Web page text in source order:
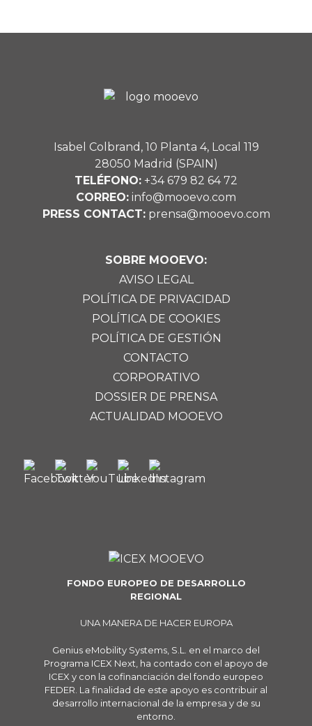
Isabel Colbrand, 10 Planta 4, Local 119
28050 Madrid (SPAIN)
TELÉFONO: +34 679 82 64 72
CORREO: info@mooevo.com
PRESS CONTACT:prensa@mooevo.com
SOBRE MOOEVO:
AVISO LEGAL
POLÍTICA DE PRIVACIDAD
POLÍTICA DE COOKIES
POLÍTICA DE GESTIÓN
CONTACTO
CORPORATIVO
DOSSIER DE PRENSA
ACTUALIDAD MOOEVO
FONDO EUROPEO DE DESARROLLO
REGIONAL
UNA MANERA DE HACER EUROPA
Genius eMobility Systems, S.L. en el marco del
Programa ICEX Next, ha contado con el apoyo de
ICEX y con la cofinanciación del fondo europeo
FEDER. La finalidad de este apoyo es contribuir al
desarrollo internacional de la empresa y de su
entorno.